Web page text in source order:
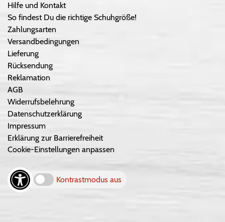
Hilfe und Kontakt
So findest Du die richtige Schuhgröße!
Zahlungsarten
Versandbedingungen
Lieferung
Rücksendung
Reklamation
AGB
Widerrufsbelehrung
Datenschutzerklärung
Impressum
Erklärung zur Barrierefreiheit
Cookie-Einstellungen anpassen
Kontrastmodus aus